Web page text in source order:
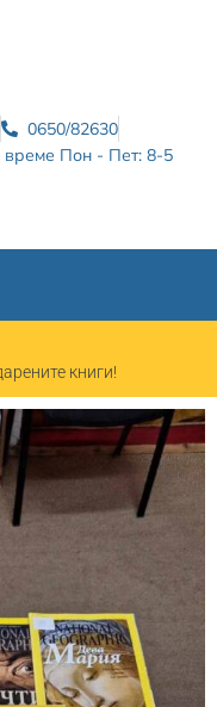
0650/82630
време Пон - Пет: 8-5
книги!